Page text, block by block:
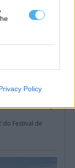
Policy
dias de música,
do Festival de